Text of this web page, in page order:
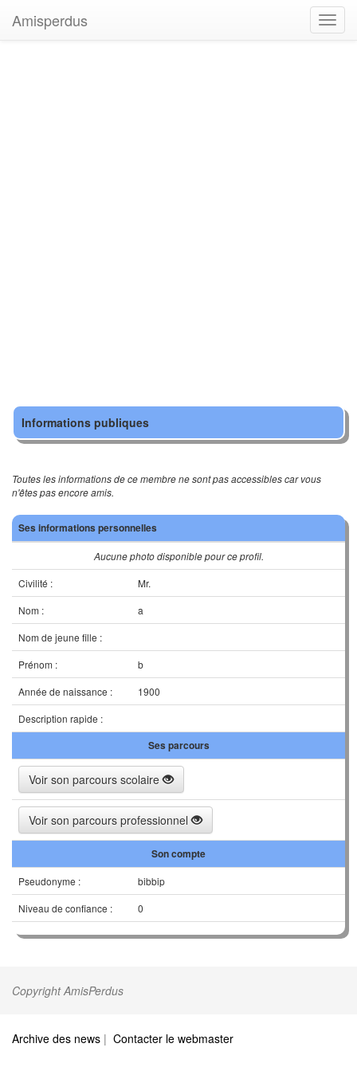
Amisperdus
Informations publiques
Toutes les informations de ce membre ne sont pas accessibles car vous
n'êtes pas encore amis.
Ses informations personnelles
Aucune photo disponible pour ce profil.
Civilité :
Mr.
Nom :
a
Nom de jeune fille :
Prénom :
b
Année de naissance :
1900
Description rapide :
Ses parcours
Voir son parcours scolaire
Voir son parcours professionnel
Son compte
Pseudonyme :
bibbip
Niveau de confiance :
0
Copyright AmisPerdus
Archive des news | Contacter le webmaster